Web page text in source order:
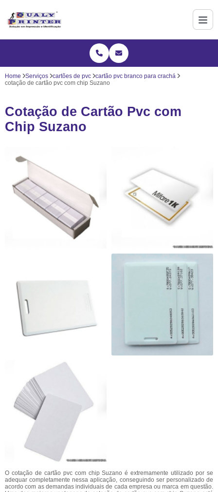
Home Serviços cartões de pvc
cartão pvc branco para crachá
cotação de cartão pvc com chip Suzano
Cotação de Cartão Pvc com
Chip Suzano
O cotação de cartão pvc com chip Suzano é extremamente utilizado por se
adequar completamente nessa aplicação, conseguindo ser personalizado de
acordo com as demandas individuais de cada empresa ou marca em questão.